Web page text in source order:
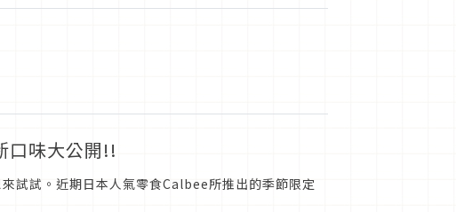
口味大公開!!
試試。近期日本人氣零食Calbee所推出的季節限定